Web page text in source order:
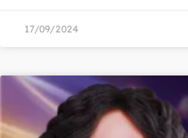
17/09/2024